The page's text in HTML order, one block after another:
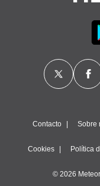
Contacto Sobre
Cookies Política
© 2026